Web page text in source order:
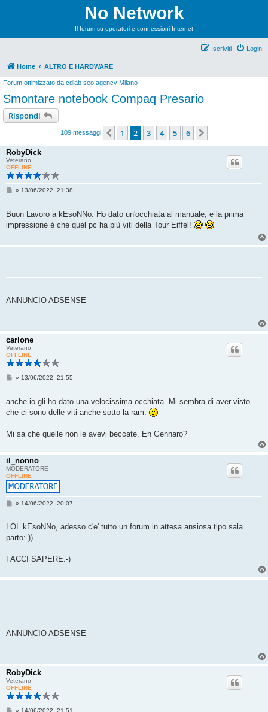
No Network
Il forum su operatori e connessioni Internet
Login
Iscriviti
Home ALTRO E HARDWARE
Forum ottimizzato da cdlab seo agency Milano
Smontare notebook Compaq Presario
Rispondi
109 messaggi Precedente
1 2 3 4 5 6
RobyDick
Veterano
OFFLINE
M
a
g
o
» 13/06/2022, 21:38
Buon Lavoro a kEsoNNo. Ho dato un'occhiata al manuale, e la prima
impressione è che quel pc ha più viti della Tour Eiffel!
ANNUNCIO ADSENSE
carlone
Veterano
OFFLINE
M
a
g
o
» 13/06/2022, 21:55
anche io gli ho dato una velocissima occhiata. Mi sembra di aver visto
che ci sono delle viti anche sotto la ram.
Mi sa che quelle non le avevi beccate. Eh Gennaro?
il_nonno
MODERATORE
OFFLINE
M
s
a
g
o
» 14/06/2022, 20:07
LOL kEsoNNo, adesso c'e' tutto un forum in attesa ansiosa tipo sala
parto:-))
FACCI SAPERE:-)
ANNUNCIO ADSENSE
RobyDick
Veterano
OFFLINE
M» 14/06/2022, 21:51